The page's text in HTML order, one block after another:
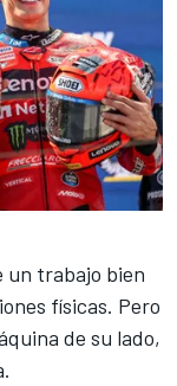
un trabajo bien
físicas. Pero
de su lado,